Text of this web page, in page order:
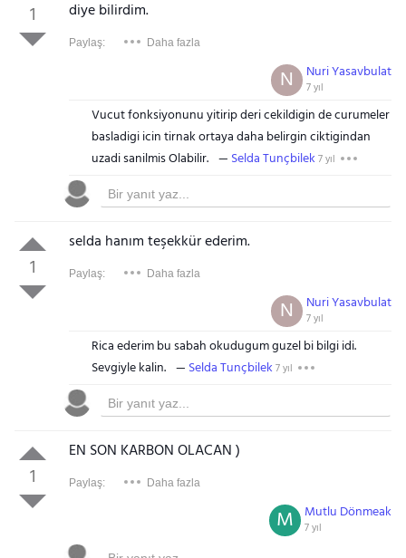
1
diye bilirdim.
Paylaş: Daha fazla
Nuri Yasavbulat
7 yıl
N
Vucut fonksiyonunu yitirip deri cekildigin de curumeler
basladigi icin tirnak ortaya daha belirgin ciktigindan
uzadi sanilmis Olabilir.
Selda Tunçbilek 7 yıl
1
selda hanım teşekkür ederim.
Paylaş: Daha fazla
Nuri Yasavbulat
7 yıl
N
Rica ederim bu sabah okudugum guzel bi bilgi idi.
Sevgiyle kalin.
Selda Tunçbilek 7 yıl
1
EN SON KARBON OLACAN )
Paylaş: Daha fazla
Mutlu Dönmeak
7 yıl
M